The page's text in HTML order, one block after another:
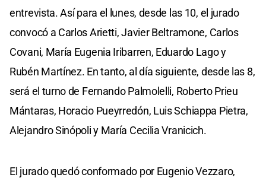
entrevista. Así para el lunes, desde las 10, el jurado
convocó a Carlos Arietti, Javier Beltramone, Carlos
Covani, María Eugenia Iribarren, Eduardo Lago y
Rubén Martínez. En tanto, al día siguiente, desde las 8,
será el turno de Fernando Palmolelli, Roberto Prieu
Mántaras, Horacio Pueyrredón, Luis Schiappa Pietra,
Alejandro Sinópoli y María Cecilia Vranicich.
El jurado quedó conformado por Eugenio Vezzaro,